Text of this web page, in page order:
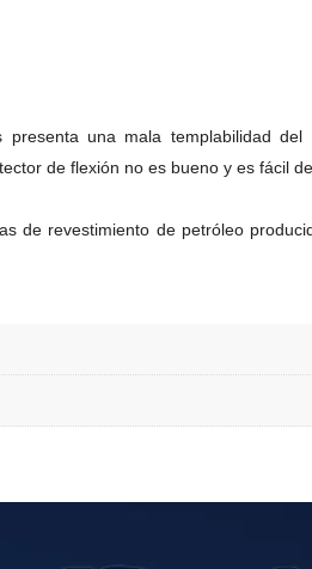
una mala templabilidad del
de flexión no es bueno y es fácil
de revestimiento de petróleo